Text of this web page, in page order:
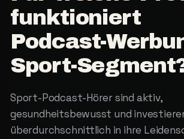
funktioniert
Podcast-
Sport-
Sport-Podcast-Hörer sind aktiv,
gesundheitsbewusst und
überdurchschnittlich in ihre